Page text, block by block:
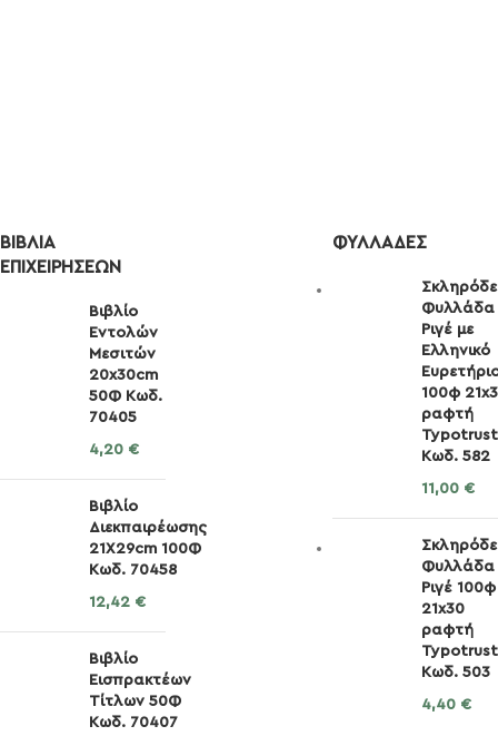
ΒΙΒΛΊΑ
ΕΠΙΧΕΙΡΉΣΕΩΝ
Βιβλίο
Εντολών
Μεσιτών
20x30cm
50Φ Κωδ.
70405
4,20 €
Βιβλίο
Διεκπαιρέωσης
21Χ29cm 100Φ
Κωδ. 70458
12,42 €
Βιβλίο
Εισπρακτέων
Τίτλων 50Φ
Κωδ. 70407
ΦΥΛΛΆΔΕΣ
Φυλλάδα
Ριγέ με
Ελληνικό
100φ
ραφτή
Typotrust
Κωδ. 582
11,00 €
Φυλλάδα
Ριγέ 100φ
21x30
ραφτή
Typotrust
Κωδ. 503
4,40 €